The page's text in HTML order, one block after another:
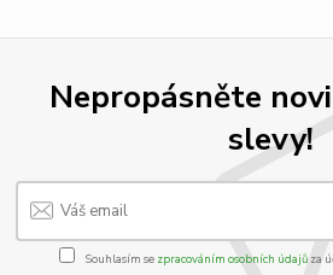
Nepropásněte
slevy!
Souhlasím se zpracováním osobních údajůza